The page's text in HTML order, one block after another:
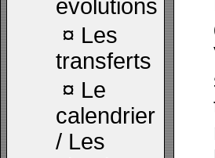
évolutions
¤ Les
transferts
¤ Le
calendrier
/ Les